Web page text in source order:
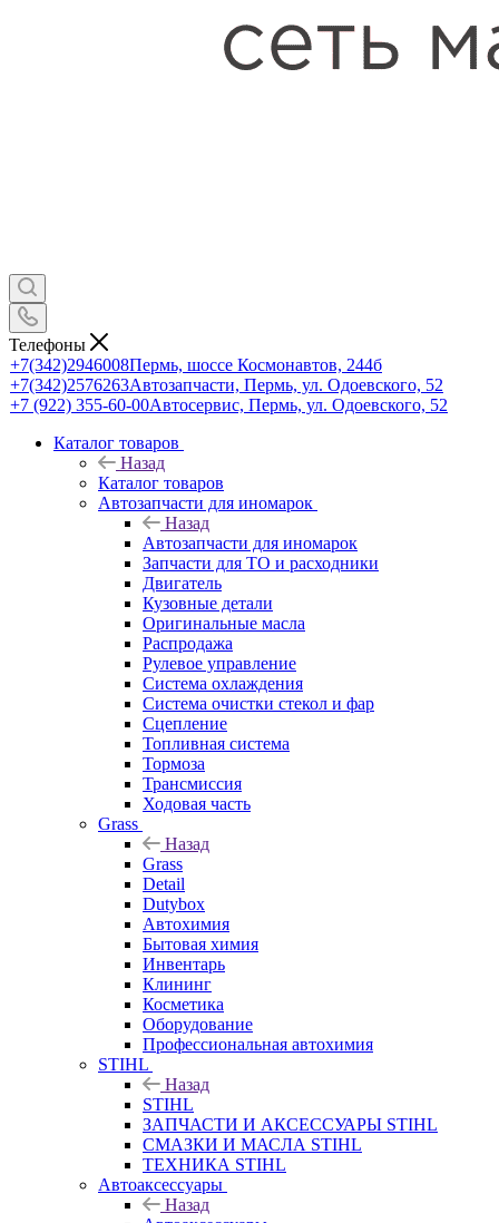
Телефоны
+7(342)2946008Пермь, шоссе Космонавтов, 244б
+7(342)2576263Автозапчасти, Пермь, ул. Одоевского, 52
+7 (922) 355-60-00Автосервис, Пермь, ул. Одоевского, 52
Каталог товаров
Назад
Каталог товаров
Автозапчасти для иномарок
Назад
Автозапчасти для иномарок
Запчасти для ТО и расходники
Двигатель
Кузовные детали
Оригинальные масла
Распродажа
Рулевое управление
Система охлаждения
Система очистки стекол и фар
Сцепление
Топливная система
Тормоза
Трансмиссия
Ходовая часть
Grass
Назад
Grass
Detail
Dutybox
Автохимия
Бытовая химия
Инвентарь
Клининг
Косметика
Оборудование
Профессиональная автохимия
STIHL
Назад
STIHL
ЗАПЧАСТИ И АКСЕССУАРЫ STIHL
СМАЗКИ И МАСЛА STIHL
ТЕХНИКА STIHL
Автоаксессуары
Назад